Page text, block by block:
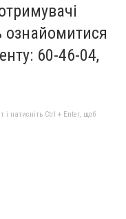
ознайомитися
60-46-04,
і натисніть Ctrl + Enter, щоб